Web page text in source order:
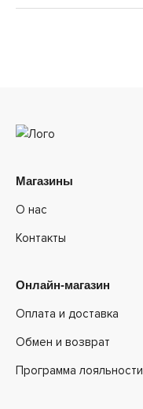
Магазины
О нас
Контакты
Онлайн-магазин
Оплата и доставка
Обмен и возврат
Программа лояльности